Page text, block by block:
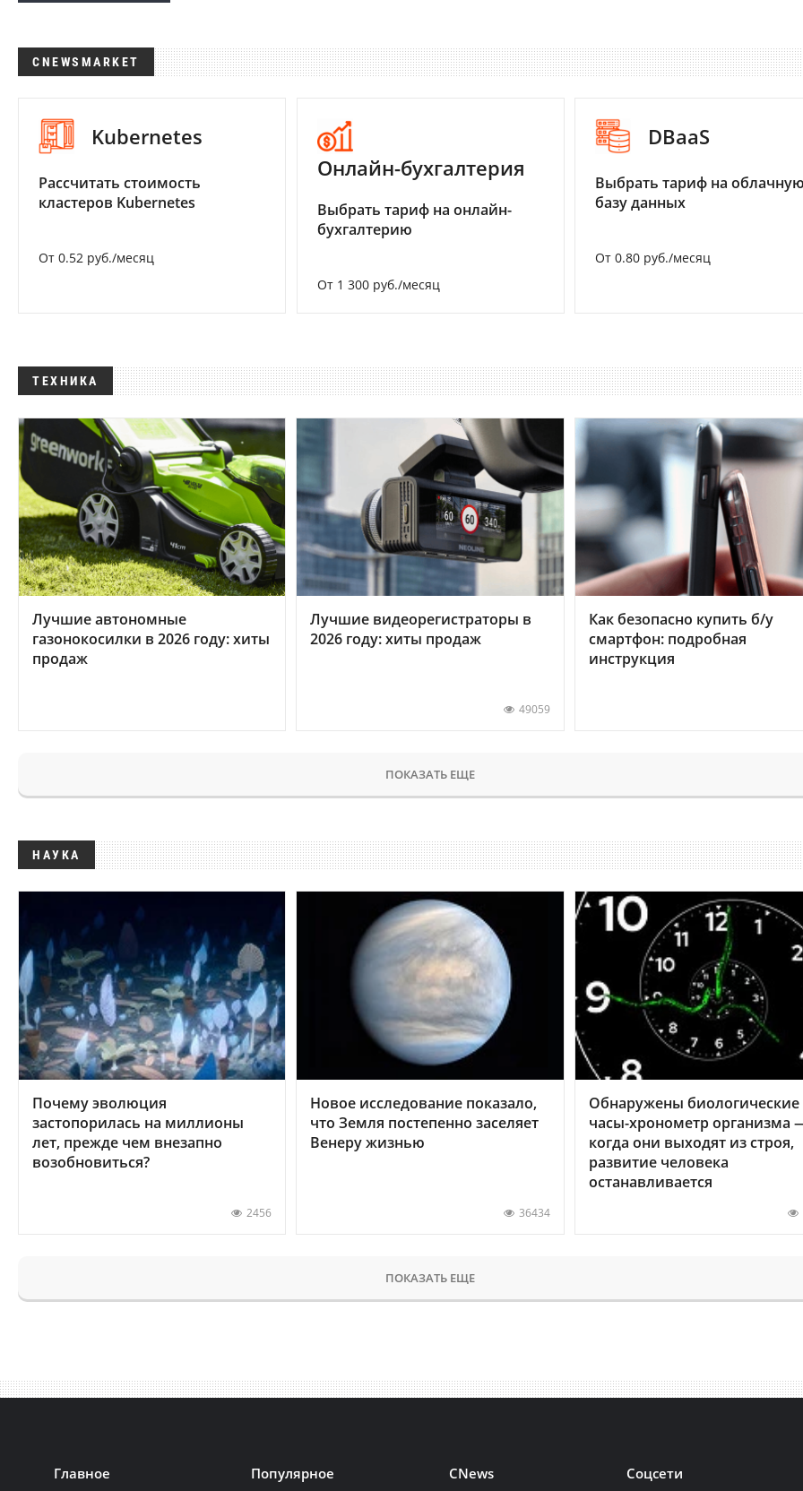
CNEWSMARKET
Kubernetes
Рассчитать стоимость
кластеров Kubernetes
От 0.52 руб./месяц
Онлайн-бухгалтерия
Выбрать тариф на онлайн-
бухгалтерию
От 1 300 руб./месяц
DBaaS
Выбрать тариф на
базу данных
От 0.80 руб./месяц
ТЕХНИКА
Лучшие автономные
газонокосилки в 2026 году: хиты
продаж
Лучшие видеорегистраторы в
2026 году: хиты продаж
49059
Как безопасно купить б/у
смартфон: подробная
инструкция
ПОКАЗАТЬ ЕЩЕ
НАУКА
Почему эволюция
застопорилась на миллионы
лет, прежде чем внезапно
возобновиться?
2456
Новое исследование показало,
что Земля постепенно заселяет
Венеру жизнью
36434
Обнаружены биологические
часы-хронометр организма
когда они выходят из строя,
развитие человека
останавливается
ПОКАЗАТЬ ЕЩЕ
Главное Популярное CNews Соцсети